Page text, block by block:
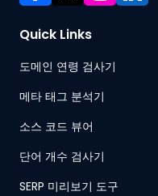
Quick Links
도메인 연령 검사기
메타 태그 분석기
소스 코드 뷰어
단어 개수 검사기
SERP 미리보기 도구